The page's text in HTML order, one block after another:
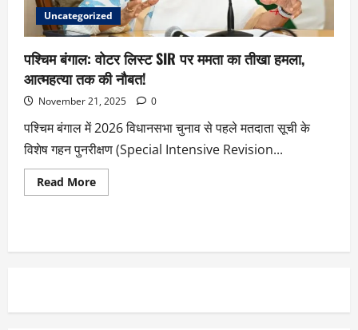
Uncategorized
पश्चिम बंगाल: वोटर लिस्ट SIR पर ममता का तीखा हमला,
आत्महत्या तक की नौबत!
November 21, 2025 0
पश्चिम बंगाल में 2026 विधानसभा चुनाव से पहले मतदाता सूची के
विशेष गहन पुनरीक्षण (Special Intensive Revision...
Read More